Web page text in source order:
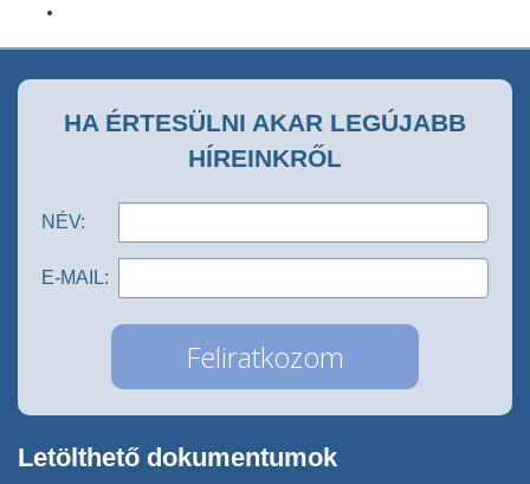
HA ÉRTESÜLNI AKAR LEGÚJABB
HÍREINKRŐL
NÉV:
E-MAIL:
Letölthető dokumentumok